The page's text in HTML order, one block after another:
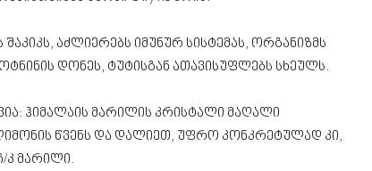
აძლიერებს იმუნურ სისტემას, ორგანიზმს
დონეს, ტუტისგან ათავისუფლებს სხეულს.
ჰიმალაის მარილის კრისტალი მაღალი
წვენს და დალიეთ, უფრო კონკრეტულად კი,
კ მარილი.